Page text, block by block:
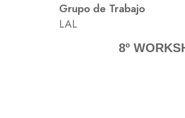
Grupo de Trabajo
LAL
8º